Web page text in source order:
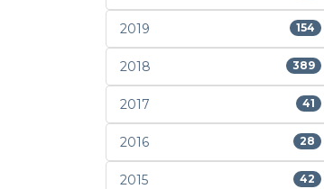
2019 154
2018 389
2017 41
2016 28
2015 42